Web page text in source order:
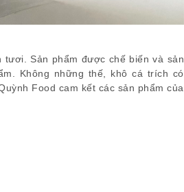
Sản phẩm được chế biến và sản
Không những thế, khô cá trích có
Food cam kết các sản phẩm của